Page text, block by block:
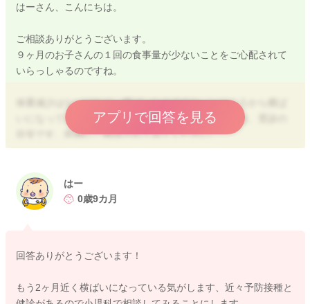
はーさん、こんにちは。
ご相談ありがとうございます。
９ヶ月のお子さんの１回の食事量が少ないことをご心配されて
いらっしゃるのですね。
体重減少はないけれど、横ばいなのですね。いつごろから横ば
いになっていますか？３ヶ月程度横ばいである場合は、受診の
目安です。医師にご相談されてみてください。
っていたり、手づかみ食べも進んでいるとのこと、とても順調
だと思います。
食事量アップのためにできること。
お子さんがすこし頑張ったら噛める大きさ、固さにしていく。
アプリで回答を見る
はー
0歳9カ月
回答ありがとうございます！
もう2ヶ月近く横ばいになっている気がします、近々予防接種と